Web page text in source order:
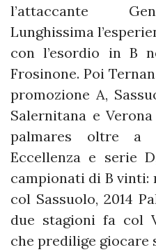
l’attaccante
Lunghissima
con l’esordio in B
Frosinone. Poi
promozione A,
Salernitana e
palmares oltre a
Eccellenza e serie
campionati di B vinti:
col Sassuolo, 2014
due stagioni fa col
che predilige giocare